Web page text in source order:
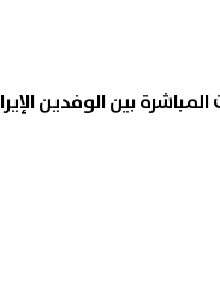
بين الوفدين